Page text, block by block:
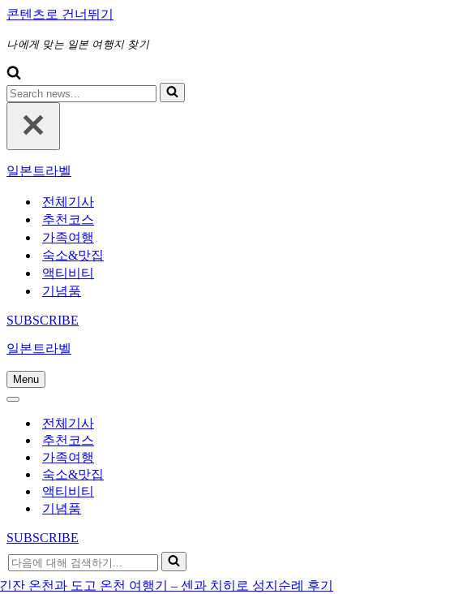
콘텐츠로 건너뛰기
나에게 맞는 일본 여행지 찾기
다
음
검
기...
일본트라벨
전체기사
추천코스
가족여행
숙소&맛집
액티비티
기념품
SUBSCRIBE
일본트라벨
Menu
내
게
뉴
내
전체기사
추천코스
가족여행
숙소&맛집
액티비티
기념품
SUBSCRIBE
다
음